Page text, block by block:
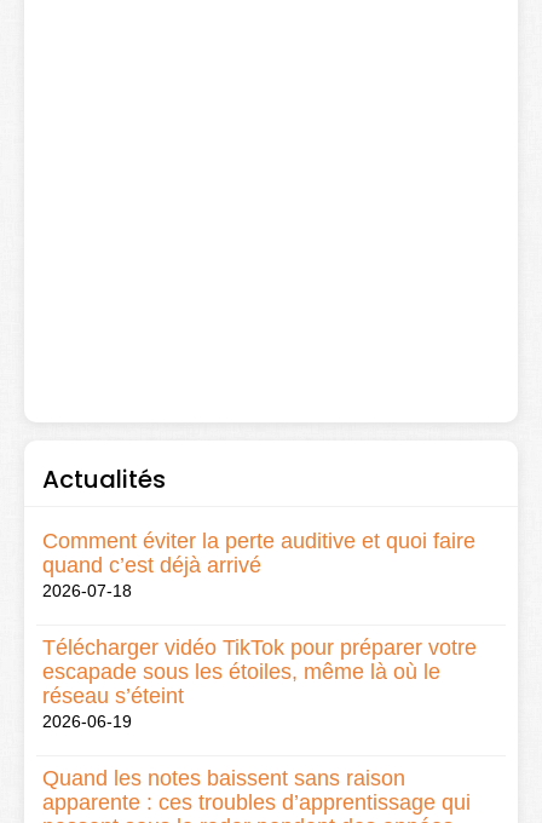
Actualités
Comment éviter la perte auditive et quoi faire
quand c’est déjà arrivé
2026-07-18
Télécharger vidéo TikTok pour préparer votre
escapade sous les étoiles, même là où le
réseau s’éteint
2026-06-19
Quand les notes baissent sans raison
apparente : ces troubles d’apprentissage qui